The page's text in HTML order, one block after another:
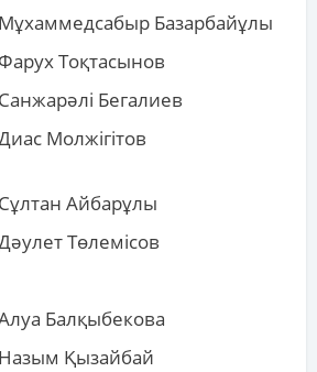
Мұхаммедсабыр Базарбайұлы
Тоқтасынов
Бегалиев
Молжігітов
Айбарұлы
Төлемісов
Балқыбекова
Назым Қызайбай